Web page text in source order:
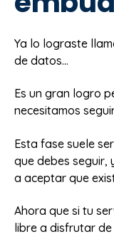
Ya lo lograste
de datos…
Es un gran logro
necesitamos
Esta fase suele
que debes seguir,
a aceptar que
Ahora que si tu
libre a disfrutar